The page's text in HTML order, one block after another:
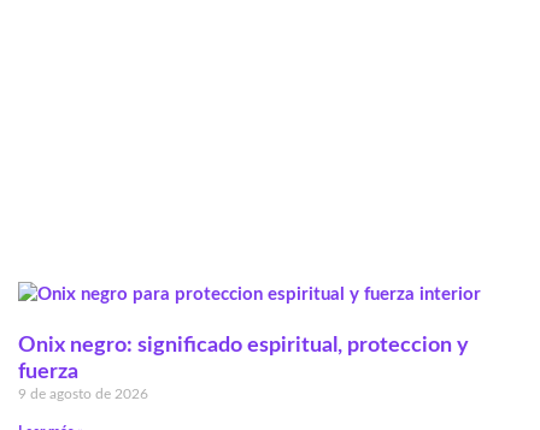
Onix negro: significado espiritual, proteccion y
fuerza
9 de agosto de 2026